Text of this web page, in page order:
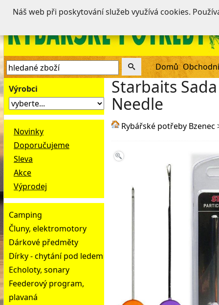
Domů
Výrobci
Novinky
Doporučujeme
Sleva
Akce
Výprodej
Camping
Čluny, elektromotory
Dárkové předměty
Dírky - chytání pod ledem
Echoloty, sonary
Feederový program,
plavaná
Starbaits
Needle
Rybářské potřeby Bzenec
Náš web při poskytování služeb využívá cookies.